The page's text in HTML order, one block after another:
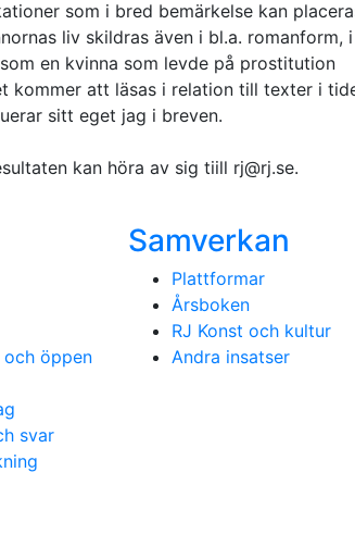
som i bred bemärkelse kan
liv skildras även i bl.a. romanform, i
en kvinna som levde på prostitution
kommer att läsas i relation till texter i
sitt eget jag i breven.
kan höra av sig tiill rj@rj.se.
öppen
svar
Samverkan
Plattformar
Årsboken
RJ Konst och kultur
Andra insatser